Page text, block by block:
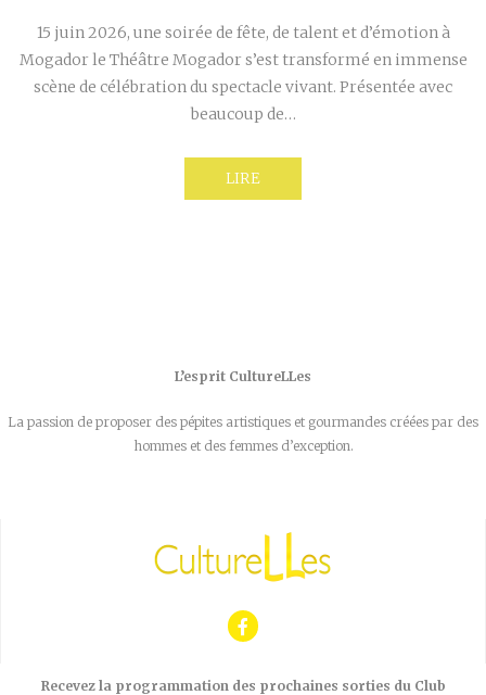
15 juin 2026, une soirée de fête, de talent et d’émotion à
Mogador le Théâtre Mogador s’est transformé en immense
scène de célébration du spectacle vivant. Présentée avec
beaucoup de…
LIRE
L’esprit CultureLLes
La passion de proposer des pépites artistiques et gourmandes créées par des
hommes et des femmes d’exception.
Recevez la programmation des prochaines sorties du Club